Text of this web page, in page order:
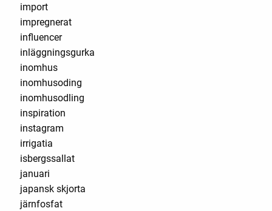
import
impregnerat
influencer
inläggningsgurka
inomhus
inomhusoding
inomhusodling
inspiration
instagram
irrigatia
isbergssallat
januari
japansk skjorta
järnfosfat